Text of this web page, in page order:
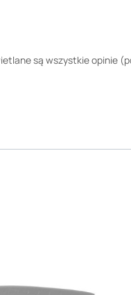
są wszystkie opinie